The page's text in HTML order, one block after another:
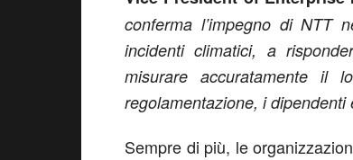
conferma l’impegno di NTT
incidenti climatici, a
misurare accuratamente il
regolamentazione, i dipendenti
Sempre di più, le